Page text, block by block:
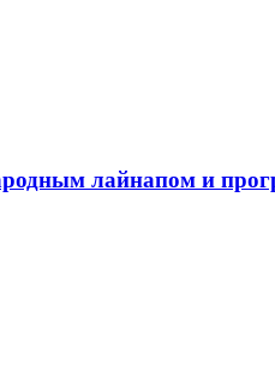
лайнапом и